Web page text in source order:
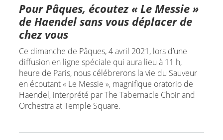
Pour Pâques, écoutez « Le Messie »
de Haendel sans vous déplacer de
chez vous
Ce dimanche de Pâques, 4 avril 2021, lors d’une
diffusion en ligne spéciale qui aura lieu à 11 h,
heure de Paris, nous célébrerons la vie du Sauveur
en écoutant « Le Messie », magnifique oratorio de
Haendel, interprété par The Tabernacle Choir and
Orchestra at Temple Square.